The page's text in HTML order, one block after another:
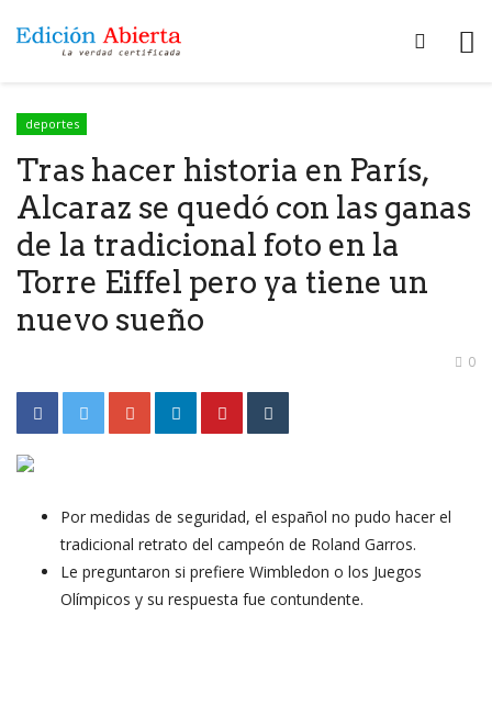
deportes
Tras hacer historia en París,
Alcaraz se quedó con las ganas
de la tradicional foto en la
Torre Eiffel pero ya tiene un
nuevo sueño
0
Por medidas de seguridad, el español no pudo hacer el
tradicional retrato del campeón de Roland Garros.
Le preguntaron si prefiere Wimbledon o los Juegos
Olímpicos y su respuesta fue contundente.